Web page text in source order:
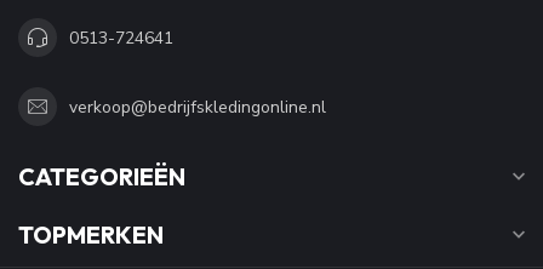
0513-724641
verkoop@bedrijfskledingonline.nl
CATEGORIEËN
TOPMERKEN